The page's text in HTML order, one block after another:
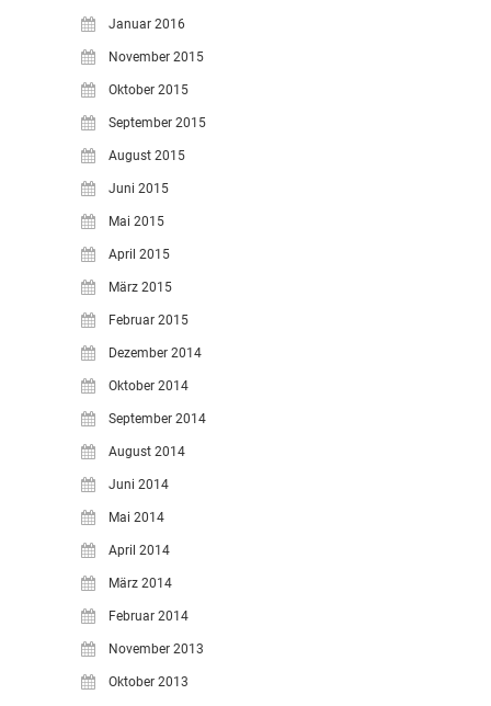
Januar 2016
November 2015
Oktober 2015
September 2015
August 2015
Juni 2015
Mai 2015
April 2015
März 2015
Februar 2015
Dezember 2014
Oktober 2014
September 2014
August 2014
Juni 2014
Mai 2014
April 2014
März 2014
Februar 2014
November 2013
Oktober 2013